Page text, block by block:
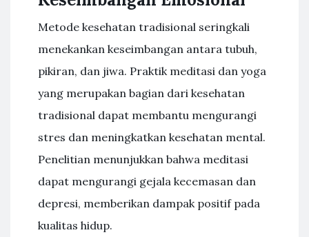
Metode kesehatan tradisional seringkali
menekankan keseimbangan antara tubuh,
pikiran, dan jiwa. Praktik meditasi dan yoga
yang merupakan bagian dari kesehatan
tradisional dapat membantu mengurangi
stres dan meningkatkan kesehatan mental.
Penelitian menunjukkan bahwa meditasi
dapat mengurangi gejala kecemasan dan
depresi, memberikan dampak positif pada
kualitas hidup.